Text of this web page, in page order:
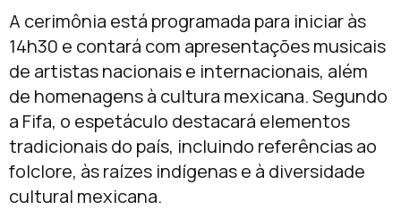
A cerimônia está programada para iniciar às
14h30 e contará com apresentações musicais
de artistas nacionais e internacionais, além
de homenagens à cultura mexicana. Segundo
a Fifa, o espetáculo destacará elementos
tradicionais do país, incluindo referências ao
folclore, às raízes indígenas e à diversidade
cultural mexicana.